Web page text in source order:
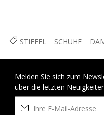
STIEFEL SCHUHE
Melden Sie sich zum
über die letzten